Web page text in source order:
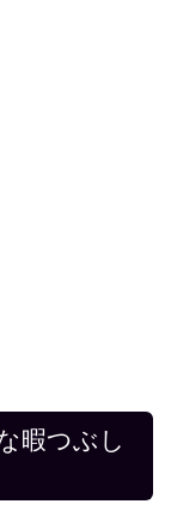
暇つぶし